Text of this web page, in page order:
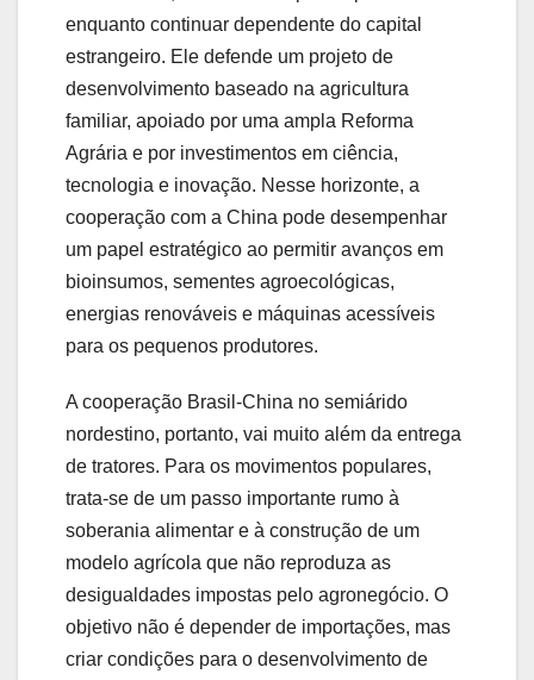
enquanto continuar dependente do capital
estrangeiro. Ele defende um projeto de
desenvolvimento baseado na agricultura
familiar, apoiado por uma ampla Reforma
Agrária e por investimentos em ciência,
tecnologia e inovação. Nesse horizonte, a
cooperação com a China pode desempenhar
um papel estratégico ao permitir avanços em
bioinsumos, sementes agroecológicas,
energias renováveis e máquinas acessíveis
para os pequenos produtores.
A cooperação Brasil-China no semiárido
nordestino, portanto, vai muito além da entrega
de tratores. Para os movimentos populares,
trata-se de um passo importante rumo à
soberania alimentar e à construção de um
modelo agrícola que não reproduza as
desigualdades impostas pelo agronegócio. O
objetivo não é depender de importações, mas
criar condições para o desenvolvimento de